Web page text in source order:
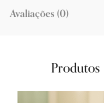
Avaliações (0)
Produtos